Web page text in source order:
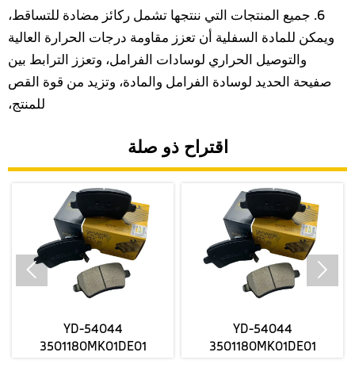
6. جميع المنتجات التي ننتجها تشمل ركائز مضادة للتساقط،
ويمكن للمادة السفلية أن تعزز مقاومة درجات الحرارة العالية
والتوصيل الحراري لوسادات الفرامل، وتعزز الترابط بين
صفيحة الحديد لوسادة الفرامل والمادة، وتزيد من قوة القص
للمنتج،
اقتراح ذو صلة
YD-54044
3501180MK01DE01
YD-54044
3501180MK01DE01
 